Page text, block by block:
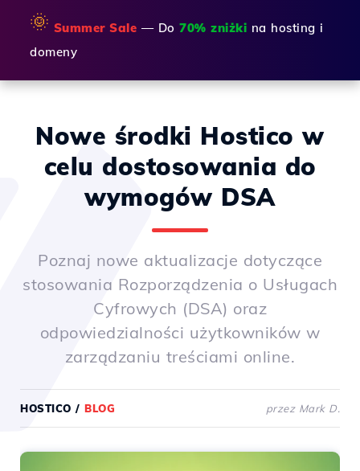
🌞 Summer Sale — Do 70% zniżki na hosting i
domeny
Nowe środki Hostico w
celu dostosowania do
wymogów DSA
Poznaj nowe aktualizacje dotyczące
stosowania Rozporządzenia o Usługach
Cyfrowych (DSA) oraz
odpowiedzialności użytkowników w
zarządzaniu treściami online.
HOSTICO / BLOG przez Mark D.